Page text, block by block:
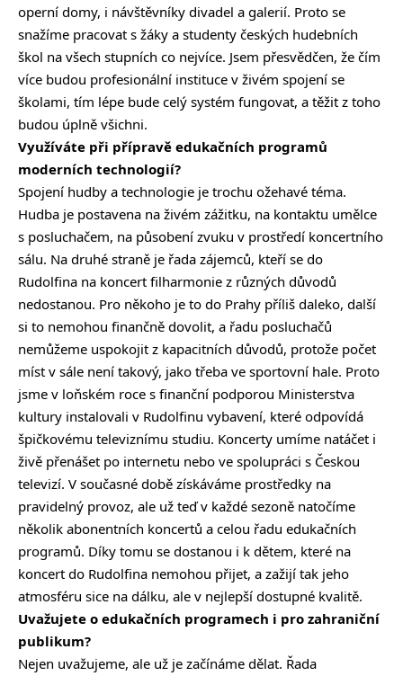
operní domy, i návštěvníky divadel a galerií. Proto se
snažíme pracovat s žáky a studenty českých hudebních
škol na všech stupních co nejvíce. Jsem přesvědčen, že čím
více budou profesionální instituce v živém spojení se
školami, tím lépe bude celý systém fungovat, a těžit z toho
budou úplně všichni.
Využíváte při přípravě edukačních programů
moderních technologií?
Spojení hudby a technologie je trochu ožehavé téma.
Hudba je postavena na živém zážitku, na kontaktu umělce
s posluchačem, na působení zvuku v prostředí koncertního
sálu. Na druhé straně je řada zájemců, kteří se do
Rudolfina na koncert filharmonie z různých důvodů
nedostanou. Pro někoho je to do Prahy příliš daleko, další
si to nemohou finančně dovolit, a řadu posluchačů
nemůžeme uspokojit z kapacitních důvodů, protože počet
míst v sále není takový, jako třeba ve sportovní hale. Proto
jsme v loňském roce s finanční podporou Ministerstva
kultury instalovali v Rudolfinu vybavení, které odpovídá
špičkovému televiznímu studiu. Koncerty umíme natáčet i
živě přenášet po internetu nebo ve spolupráci s Českou
televizí. V současné době získáváme prostředky na
pravidelný provoz, ale už teď v každé sezoně natočíme
několik abonentních koncertů a celou řadu edukačních
programů. Díky tomu se dostanou i k dětem, které na
koncert do Rudolfina nemohou přijet, a zažijí tak jeho
atmosféru sice na dálku, ale v nejlepší dostupné kvalitě.
Uvažujete o edukačních programech i pro zahraniční
publikum?
Nejen uvažujeme, ale už je začínáme dělat. Řada